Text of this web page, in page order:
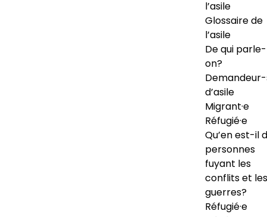
l’asile
Glossaire de
l’asile
De qui
on?
d’asile
Migrant·e
Réfugié·e
Qu’en est-il
personnes
fuyant les
conflits et les
guerres?
Réfugié·e